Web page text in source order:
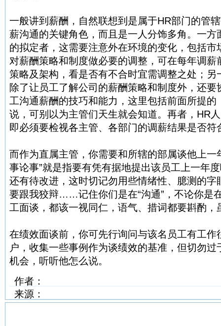
一般讲到薪酬，自然联想到是属于HR部门的管
薪沟通的关键角色，而且是一人分饰多角。一方
的拟定者，这需要注意外在环境的变化，包括
对薪酬策略和制度做必要的调整，可在每年调
策略及架构，看是否有不合时宜需调整之处；
除了让员工了解公司的薪酬策略和制度外，还
工沟通薪酬的技巧和能力，这里包括前面所提的
说，可别以为主管们天生就会知道。再者，HR
即必须要检视各主管、各部门的调薪结果是否符
而作为直属主管，你需要和所辖的部属谈他上一
事论事”就是指要有凭有据地提出该员工上一年
还有待改进，这时切记勿用些情绪性、臆测的字
要跟我狡辩……记住你们是在“沟通”，不论你是
工面谈，都该一视同仁，语气、措词都要斟酌，
在绩效面谈前，你可先行询问与该名员工有工作
户，收集一些事例作为谈绩效的基准，但切勿
机会，听听他怎么说。
作者：
来源：